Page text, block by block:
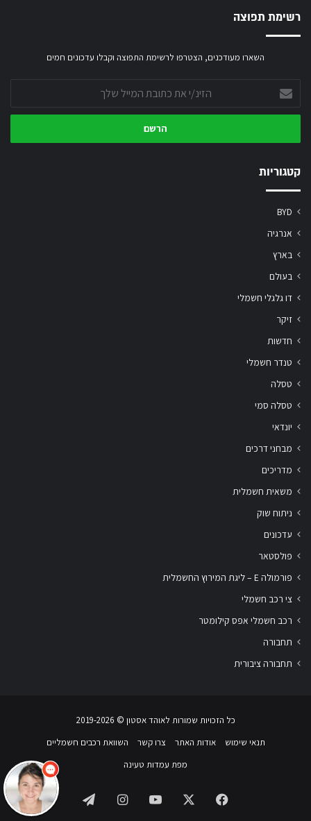
רשימת תפוצה
השארו מעודכנים, הצטרפו לרשימת התפוצה וקבלו עדכונים חמים
את
כתובת
שלך
קטגוריות
BYD
אנרגיה
בארץ
בעולם
דו גלגלי חשמלי
זיקר
חדשות
טנדר חשמלי
טסלה
טסלה סמי
יונדאי
מבחני דרכים
מדריכים
משאית חשמלית
ניתוח שוק
עדכונים
פולסטאר
פורמולה E – ליגת המירוץ החשמלית
צי רכב חשמלי
רכב חשמלי אפס קילומטר
תחבורה
תחבורה ציבורית
כל הזכויות שמורות לאוהד אסטון ‏© 2019-2026
תנאי שימוש
אודות האתר צרו קשר
השוואת רכבים חשמליים
מפת עמדות טעינה
Facebook
YouTube
Instagram
Telegram
צריך עזרה? התחל